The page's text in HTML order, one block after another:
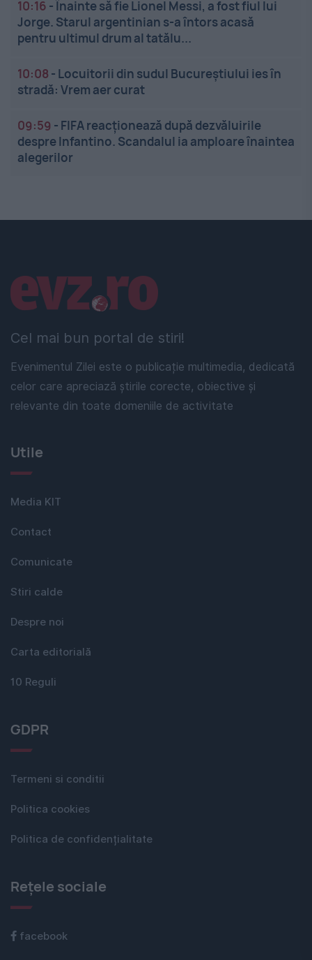
10:16 -Înainte să fie Lionel Messi, a fost fiul lui
Jorge. Starul argentinian s-a întors acasă
pentru ultimul drum al tatălu...
10:08 - Locuitorii din sudul Bucureștiului ies în
stradă: Vrem aer curat
09:59 - FIFA reacționează după dezvăluirile
despre Infantino. Scandalul ia amploare înaintea
alegerilor
Cel mai bun portal de stiri!
Evenimentul Zilei este o publicație multimedia, dedicată
celor care apreciază știrile corecte, obiective și
relevante din toate domeniile de activitate
Linkuri utile
Utile
Media KIT
Contact
Comunicate
Stiri calde
Despre noi
Carta editorială
10 Reguli
GDPR
Termeni si conditii
Politica cookies
Politica de confidențialitate
Rețele sociale
facebook